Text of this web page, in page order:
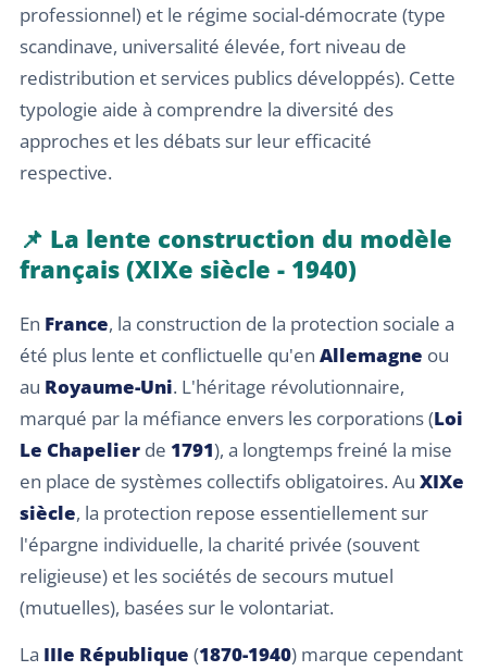
professionnel) et le régime social-démocrate (type
scandinave, universalité élevée, fort niveau de
redistribution et services publics développés). Cette
typologie aide à comprendre la diversité des
approches et les débats sur leur efficacité
respective.
📌 La lente construction du modèle
français (XIXe siècle - 1940)
En France, la construction de la protection sociale a
été plus lente et conflictuelle qu'en Allemagne ou
au Royaume-Uni. L'héritage révolutionnaire,
marqué par la méfiance envers les corporations (Loi
Le Chapelier de 1791), a longtemps freiné la mise
en place de systèmes collectifs obligatoires. Au XIXe
siècle, la protection repose essentiellement sur
l'épargne individuelle, la charité privée (souvent
religieuse) et les sociétés de secours mutuel
(mutuelles), basées sur le volontariat.
La IIIe République (1870-1940) marque cependant